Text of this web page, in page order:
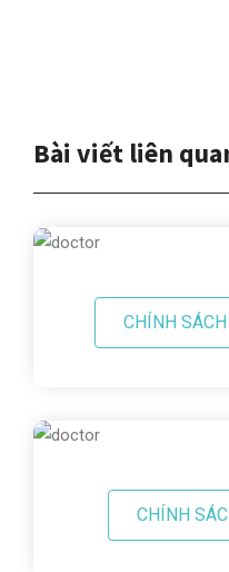
Bài viết liên
CHÍNH
CHÍNH